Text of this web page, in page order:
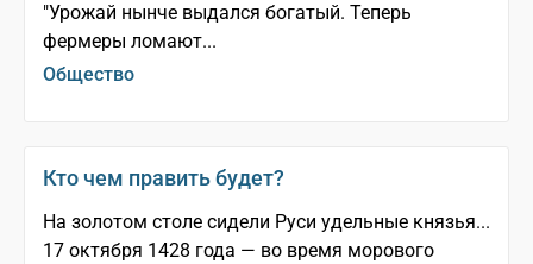
"Урожай нынче выдался богатый. Теперь
фермеры ломают...
Общество
Кто чем править будет?
На золотом столе сидели Руси удельные князья...
17 октября 1428 года — во время морового